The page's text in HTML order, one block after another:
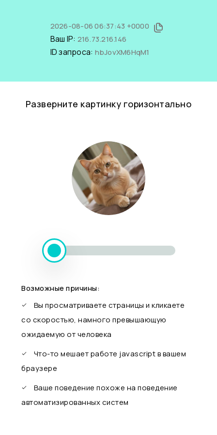
2026-08-06 06:37:43 +0000
Ваш IP: 216.73.216.146
ID запроса: hbJovXM6HqM1
Разверните картинку горизонтально
Возможные причины:
Вы просматриваете страницы и кликаете
со скоростью, намного превышающую
ожидаемую от человека
Что-то мешает работе javascript в вашем
браузере
Ваше поведение похоже на поведение
автоматизированных систем